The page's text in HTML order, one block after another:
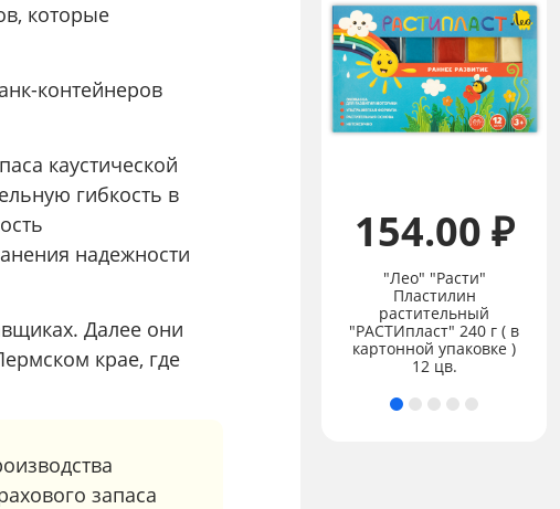
которые
контейнеров
каустической
гибкость в
надежности
Далее они
крае, где
запаса
"Лео" "Расти" Набор
карандашей джамбо
154.00 ₽
"Лео" "Расти"
Пластилин
растительный
"РАСТИпласт" 240 г ( в
картонной упаковке )
12 цв.